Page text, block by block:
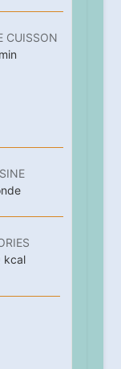
CUISSON
min
kcal